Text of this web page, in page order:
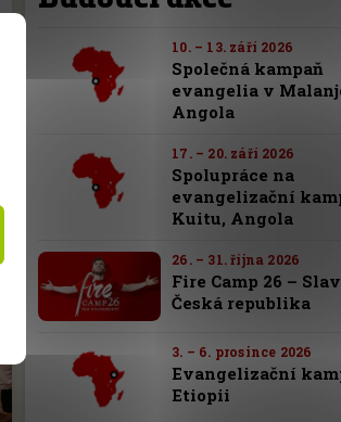
10. – 13. září 2026
Společná kampaň
evangelia v
Angola
17. – 20. září 2026
Spolupráce na
evangelizační
Kuitu, Angola
26. – 31. října 2026
Fire Camp 26 –
Česká republika
3. – 6. prosince 2026
Evangelizační
Etiopii